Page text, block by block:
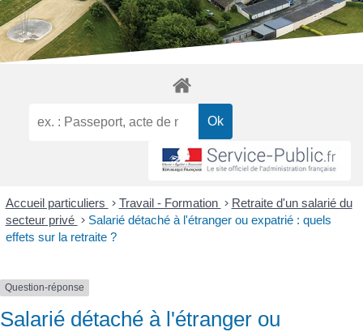
Accueil particuliers > Travail - Formation > Retraite d'un salarié du
secteur privé > Salarié détaché à l'étranger ou expatrié : quels
effets sur la retraite ?
Question-réponse
Salarié détaché à l'étranger ou